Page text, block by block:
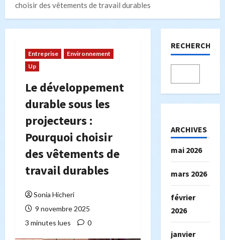
choisir des vêtements de travail durables
Entreprise
Environnement
Up
Le développement
durable sous les
projecteurs :
Pourquoi choisir
des vêtements de
travail durables
Sonia Hicheri
9 novembre 2025
3 minutes lues
0
RECHERCHER
ARCHIVES
mai 2026
mars 2026
février
2026
janvier